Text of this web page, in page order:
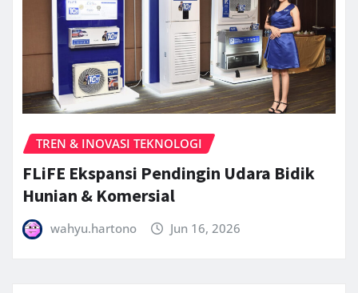
TREN & INOVASI TEKNOLOGI
FLiFE Ekspansi Pendingin Udara Bidik
Hunian & Komersial
wahyu.hartono Jun 16, 2026